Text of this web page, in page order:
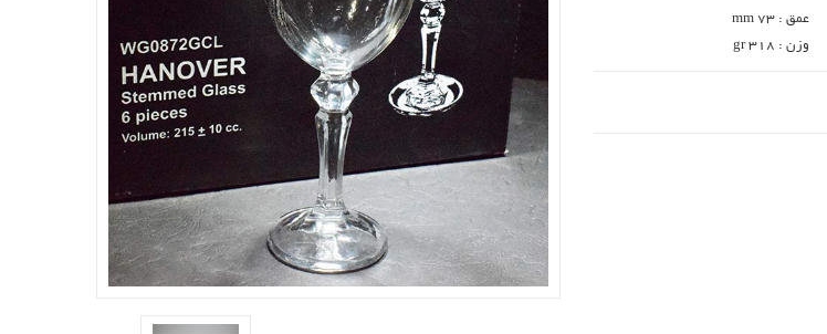
عمق : 73 mm
وزن : 318 gr